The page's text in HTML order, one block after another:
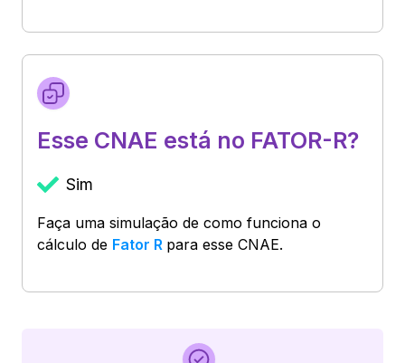
Esse CNAE está no FATOR-R?
Sim
Faça uma simulação de como funciona o
cálculo de Fator R para esse CNAE.